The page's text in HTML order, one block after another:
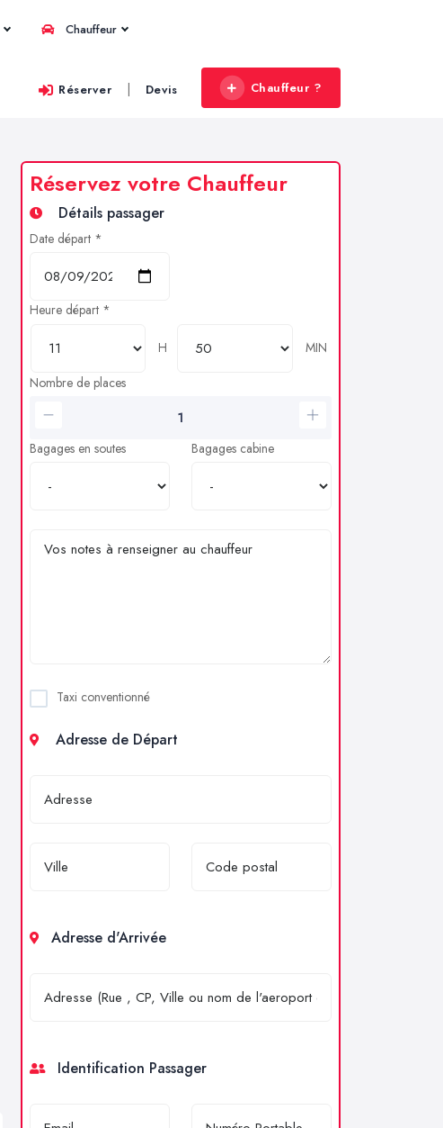
Chauffeur
Réserver | Devis Chauffeur ?
Réservez votre Chauffeur
Détails passager
Date départ *
Heure départ *
H
MIN
Nombre de places
Bagages en soutes Bagages cabine
Taxi conventionné
Adresse de Départ
Adresse d'Arrivée
Identification Passager